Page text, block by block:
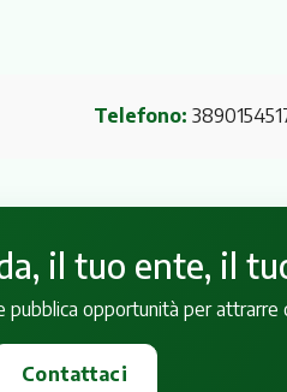
Telefono:
il tuo ente, il
pubblica opportunità per attrarre
Contattaci